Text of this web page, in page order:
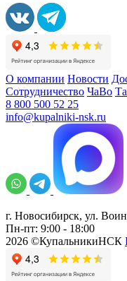
О компании Новости
Сотрудничество ЧаВо
8 800 500 52 25
info@kupalniki-nsk.ru
г. Новосибирск, ул.
Пн-пт: 9:00 - 18:00
2026 ©КупальникиНСК